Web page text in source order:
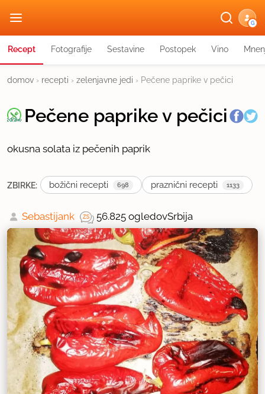
G
Recept Fotografije Sestavine Postopek Vino
domov › recepti › zelenjavne jedi › Pečene paprike v pečici
Pečene paprike v pečici
okusna solata iz pečenih paprik
ZBIRKE: božični recepti 698 praznični recepti 1133
Sebastijank 56.825 ogledovSrbija